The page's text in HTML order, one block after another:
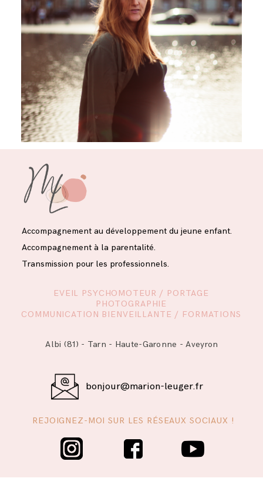
Accompagnement au développement du jeune enfant.
Accompagnement à la parentalité.
Transmission pour les professionnels.
bonjour@marion-leuger.fr
REJOIGNEZ-MOI SUR LES RÉSEAUX SOCIAUX !
EVEIL PSYCHOMOTEUR / PORTAGE
PHOTOGRAPHIE
COMMUNICATION BIENVEILLANTE / FORMATIONS
Albi (81) - Tarn - Haute-Garonne - Aveyron